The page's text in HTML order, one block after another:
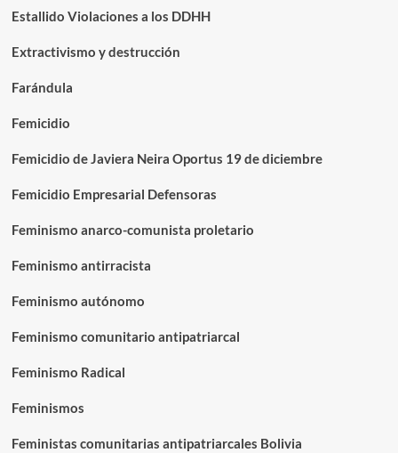
Estallido Violaciones a los DDHH
Extractivismo y destrucción
Farándula
Femicidio
Femicidio de Javiera Neira Oportus 19 de diciembre
Femicidio Empresarial Defensoras
Feminismo anarco-comunista proletario
Feminismo antirracista
Feminismo autónomo
Feminismo comunitario antipatriarcal
Feminismo Radical
Feminismos
Feministas comunitarias antipatriarcales Bolivia